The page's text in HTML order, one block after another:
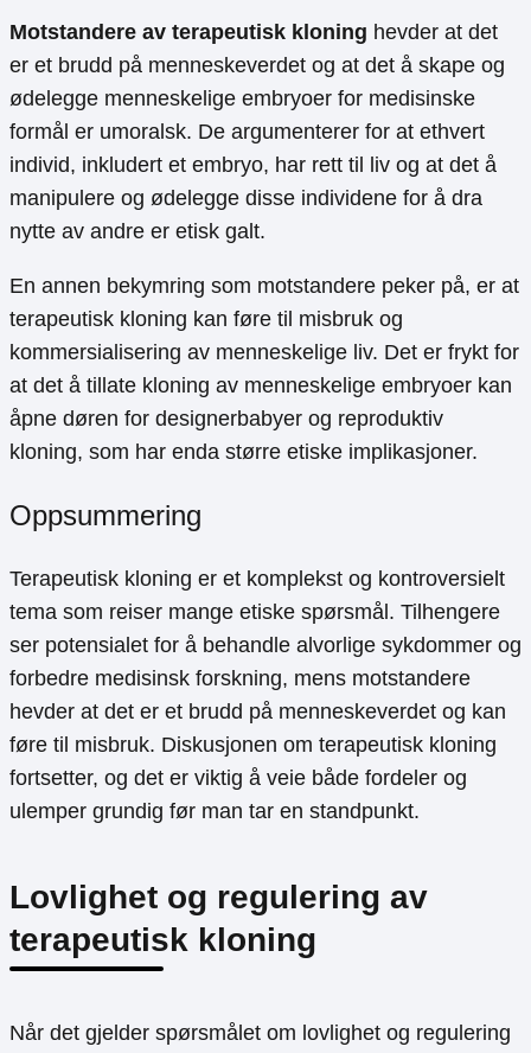
Motstandere av terapeutisk kloning hevder at det
er et brudd på menneskeverdet og at det å skape og
ødelegge menneskelige embryoer for medisinske
formål er umoralsk. De argumenterer for at ethvert
individ, inkludert et embryo, har rett til liv og at det å
manipulere og ødelegge disse individene for å dra
nytte av andre er etisk galt.
En annen bekymring som motstandere peker på, er at
terapeutisk kloning kan føre til misbruk og
kommersialisering av menneskelige liv. Det er frykt for
at det å tillate kloning av menneskelige embryoer kan
åpne døren for designerbabyer og reproduktiv
kloning, som har enda større etiske implikasjoner.
Oppsummering
Terapeutisk kloning er et komplekst og kontroversielt
tema som reiser mange etiske spørsmål. Tilhengere
ser potensialet for å behandle alvorlige sykdommer og
forbedre medisinsk forskning, mens motstandere
hevder at det er et brudd på menneskeverdet og kan
føre til misbruk. Diskusjonen om terapeutisk kloning
fortsetter, og det er viktig å veie både fordeler og
ulemper grundig før man tar en standpunkt.
Lovlighet og regulering av
terapeutisk kloning
Når det gjelder spørsmålet om lovlighet og regulering